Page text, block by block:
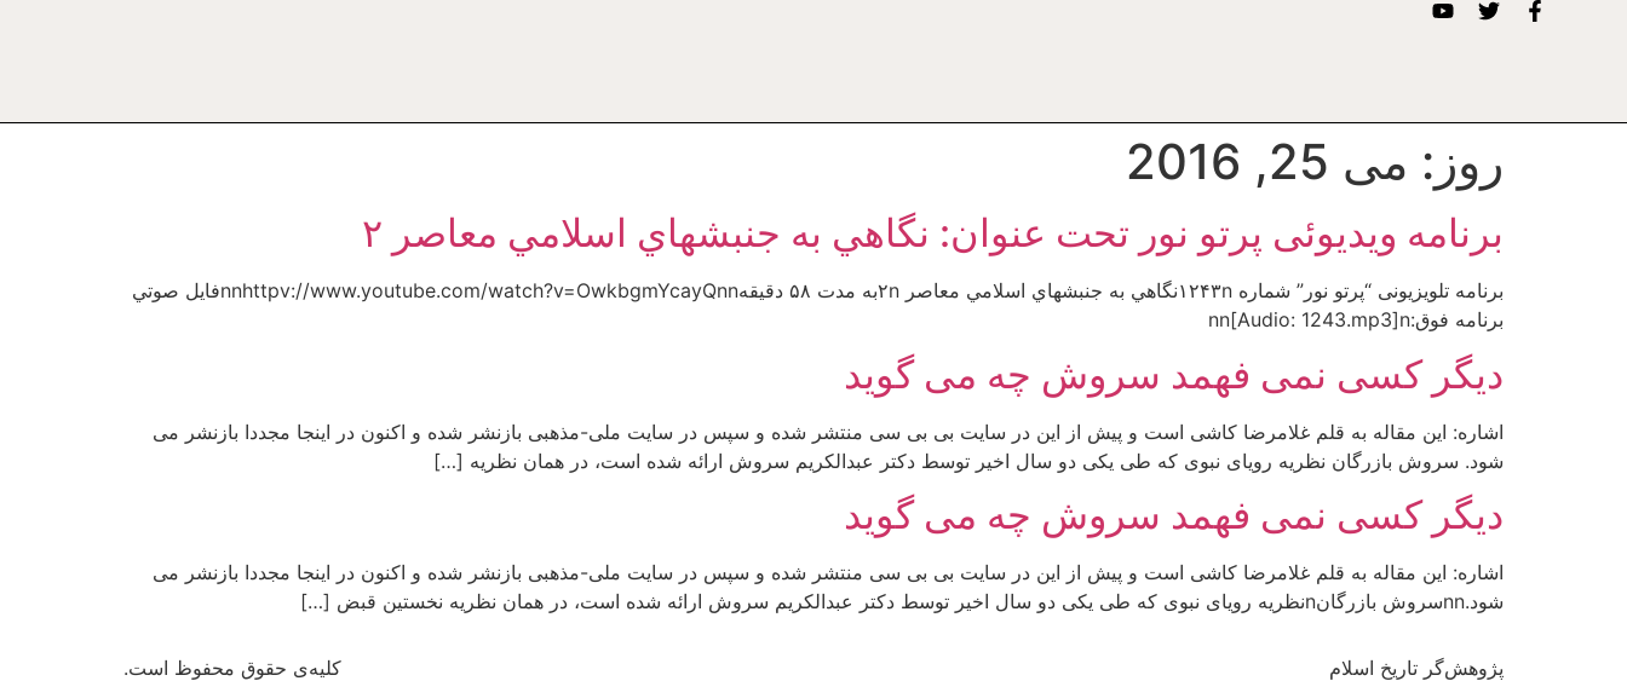
روز: می 25, 2016
برنامه ویدیوئى پرتو نور تحت عنوان: نگاهي به جنبشهاي اسلامي معاصر ۲
برنامه تلويزيونى “پرتو نور” شماره ۱۲۴۳nنگاهي به جنبشهاي اسلامي معاصر ۲nبه مدت ۵۸ دقيقهnnhttpv://www.youtube.com/watch?v=OwkbgmYcayQnnفايل صوتي
برنامه فوق:nn[Audio: 1243.mp3]n
دیگر کسی نمی فهمد سروش چه می گوید
اشاره: این مقاله به قلم غلامرضا کاشی است و پیش از این در سایت بی بی سی منتشر شده و سپس در سایت ملی-مذهبی بازنشر شده و اکنون در اینجا مجددا بازنشر می
شود. سروش بازرگان نظریه رویای نبوی که طی یکی دو سال اخیر توسط دکتر عبدالکریم سروش ارائه شده است، در همان نظریه […]
دیگر کسی نمی فهمد سروش چه می گوید
اشاره: این مقاله به قلم غلامرضا کاشی است و پیش از این در سایت بی بی سی منتشر شده و سپس در سایت ملی-مذهبی بازنشر شده و اکنون در اینجا مجددا بازنشر می
شود.nnسروش بازرگانnنظریه رویای نبوی که طی یکی دو سال اخیر توسط دکتر عبدالکریم سروش ارائه شده است، در همان نظریه نخستین قبض […]
پژوهش‌گر تاریخ اسلام کلیه‌ی حقوق محفوظ است.